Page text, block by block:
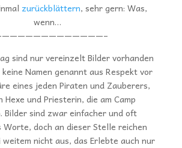
zurückblättern, sehr gern: Was,
wenn…
sind nur vereinzelt Bilder vorhanden
Namen genannt aus Respekt vor
eines jeden Piraten und Zauberers,
Hexe und Priesterin, die am Camp
Bilder sind zwar einfacher und oft
doch an dieser Stelle reichen
nicht aus, das Erlebte auch nur